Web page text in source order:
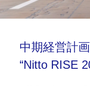
中期経営計画
“Nitto RISE